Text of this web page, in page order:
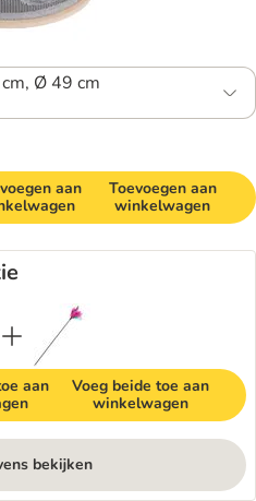
Ø 49 cm
aan
Toevoegen aan
winkelwagen
aan
Voeg beide toe aan
winkelwagen
bekijken